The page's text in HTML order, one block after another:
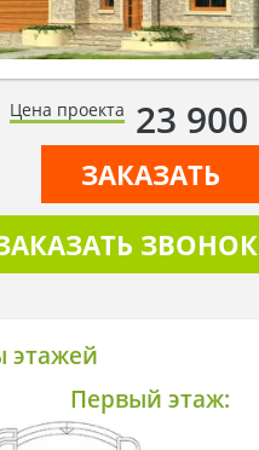
Цена проекта 23 900
ЗАКАЗАТЬ
ЗВОНОК
этажей
Первый этаж: